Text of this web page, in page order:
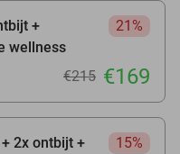
+
wellness
21%
€215 €169
2x ontbijt +
15%